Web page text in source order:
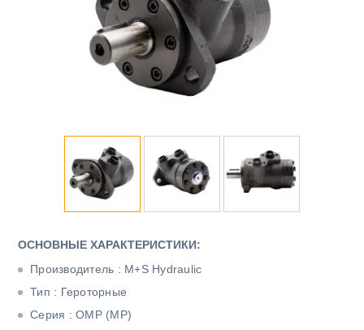
ОСНОВНЫЕ ХАРАКТЕРИСТИКИ:
Производитель : M+S Hydraulic
Тип : Героторные
Серия : OMР (MР)